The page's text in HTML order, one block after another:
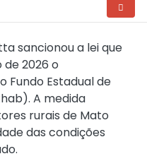
sancionou a lei que
2026 o
Fundo Estadual de
A medida
rurais de Mato
das condições